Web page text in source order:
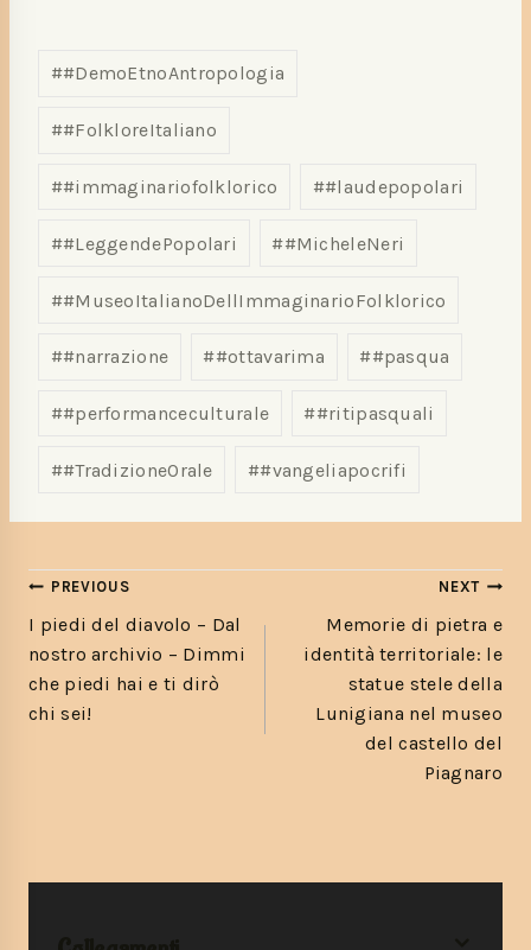
##DemoEtnoAntropologia
##FolkloreItaliano
##immaginariofolklorico ##laudepopolari
##LeggendePopolari ##MicheleNeri
##MuseoItalianoDellImmaginarioFolklorico
##narrazione ##ottavarima ##pasqua
##performanceculturale ##ritipasquali
##TradizioneOrale ##vangeliapocrifi
PREVIOUS
I piedi del diavolo – Dal
nostro archivio – Dimmi
che piedi hai e ti dirò
chi sei!
NEXT
Memorie di pietra e
identità territoriale: le
statue stele della
Lunigiana nel museo
del castello del
Piagnaro